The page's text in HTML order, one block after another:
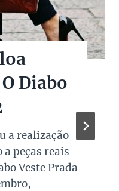
Diabo
a realização
peças reais
Veste Prada